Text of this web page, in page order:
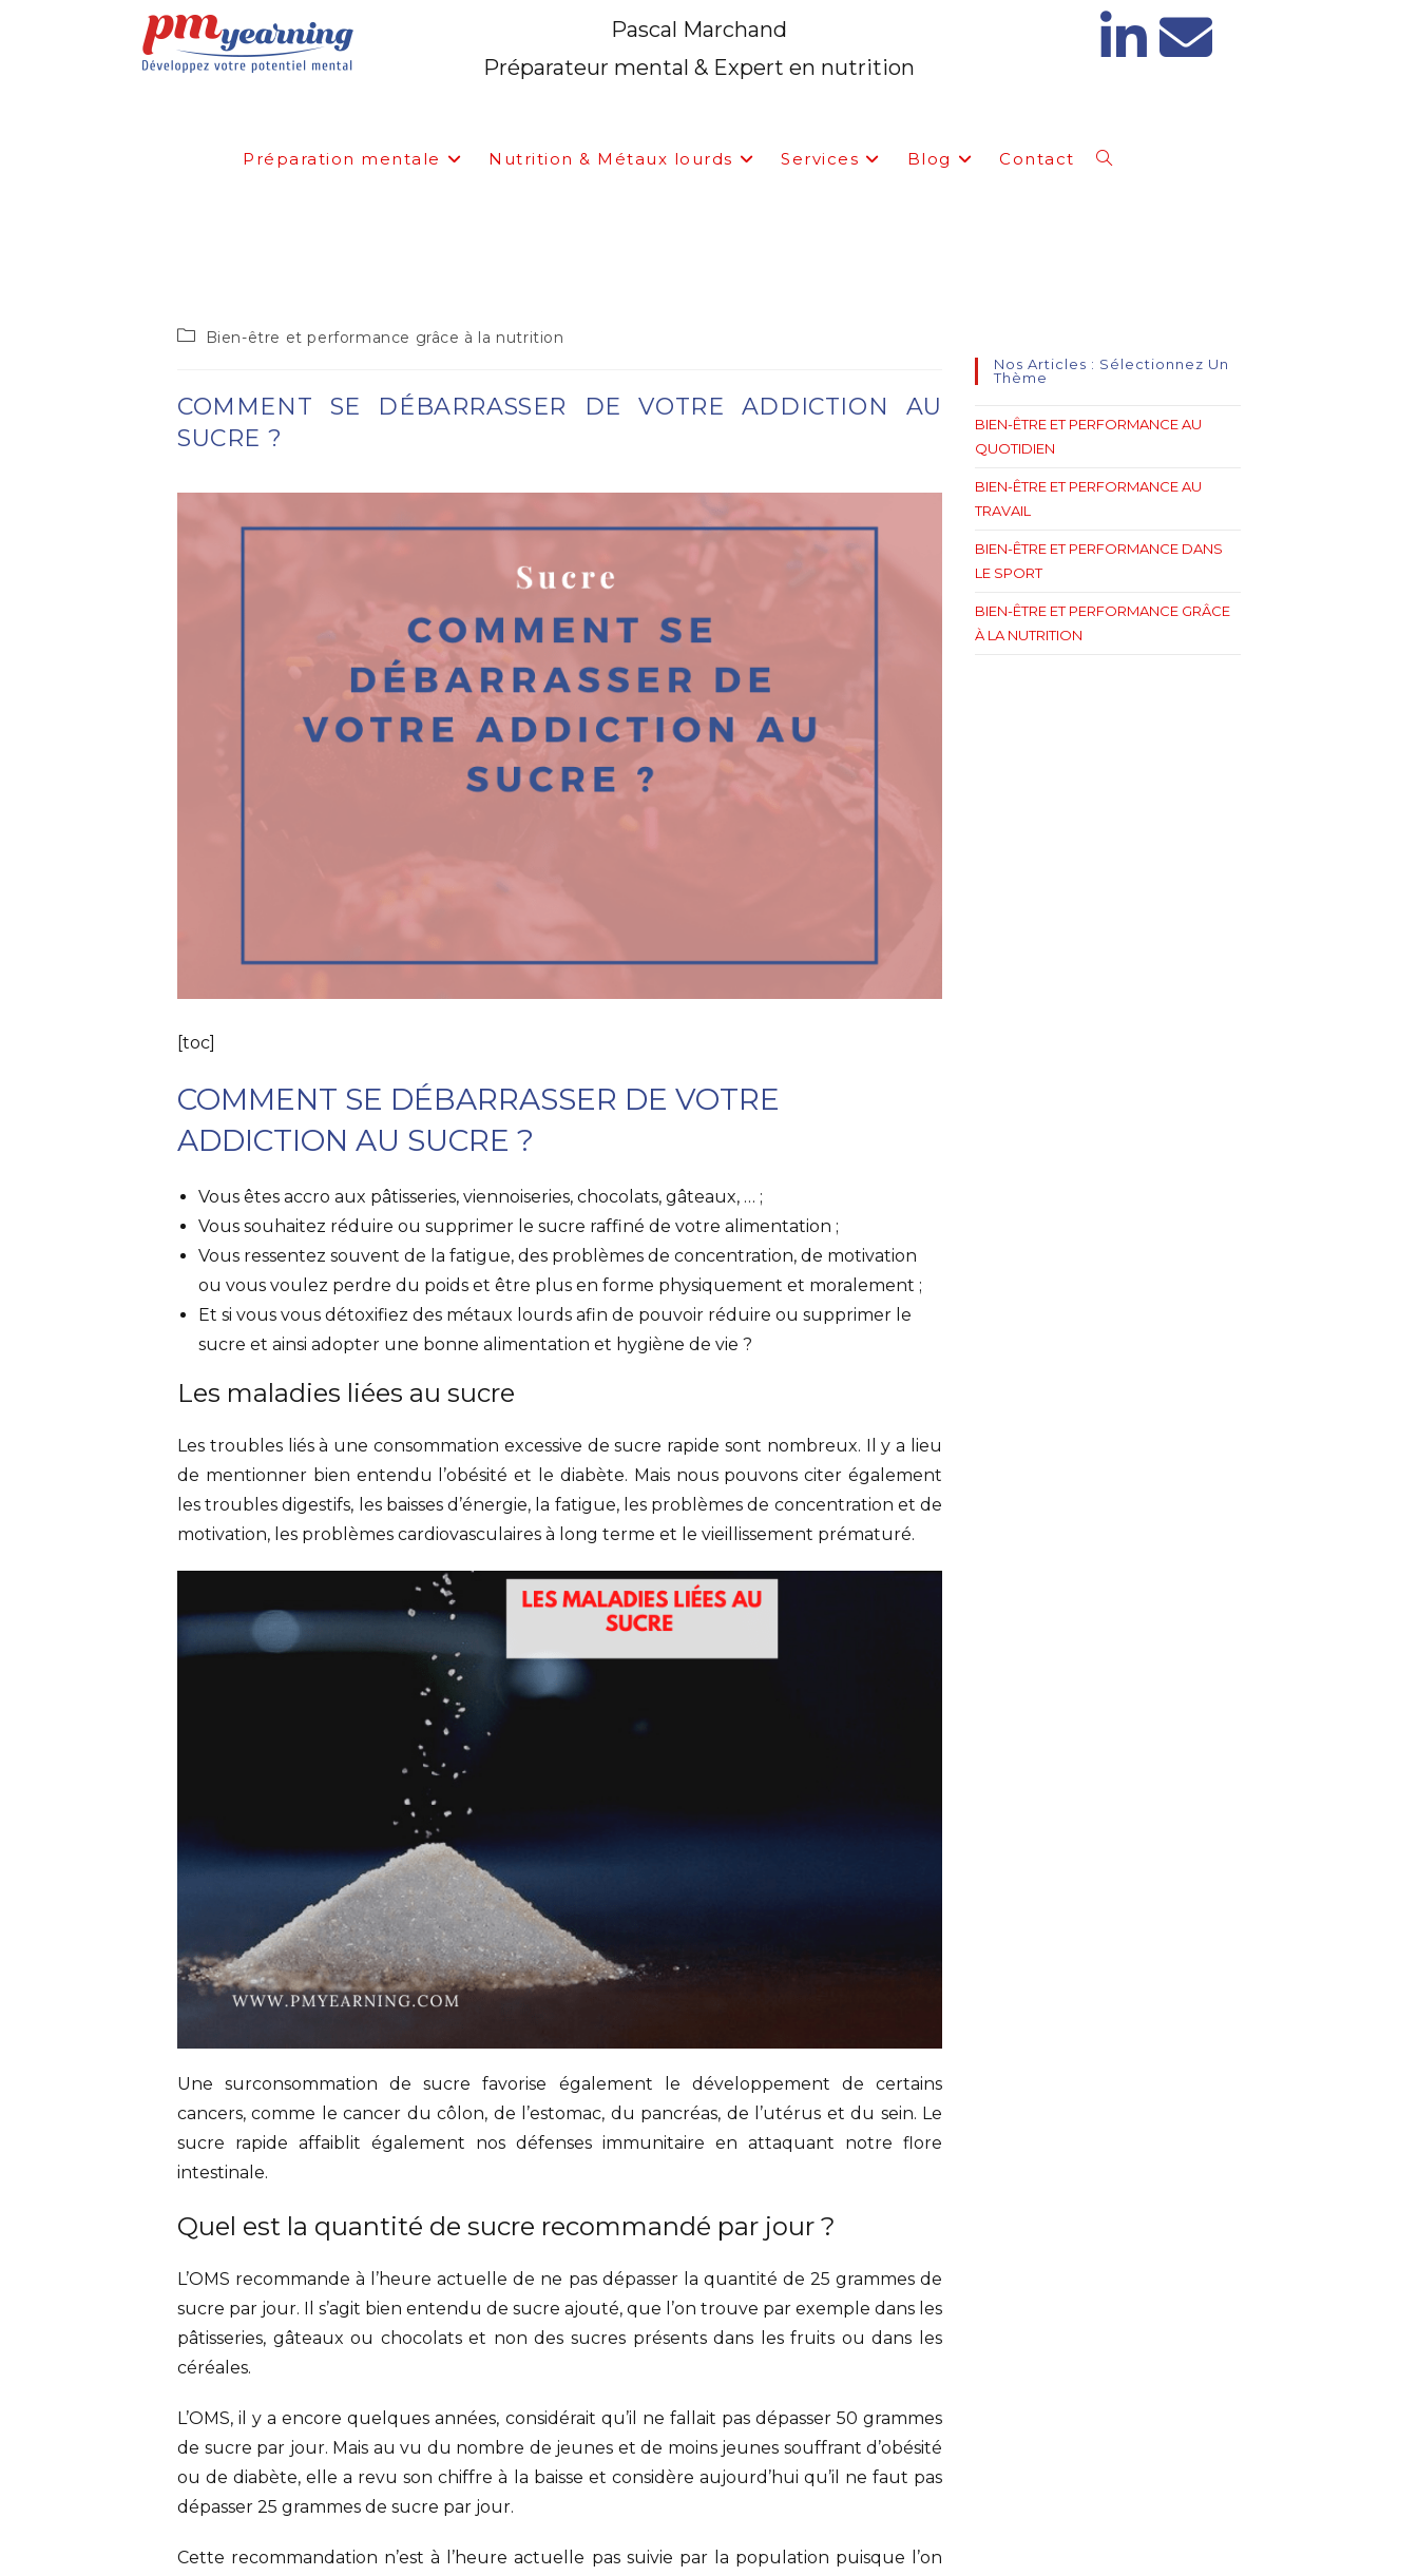
Pascal Marchand
Préparateur mental & Expert en nutrition
Préparation mentale Nutrition & Métaux lourds Services Blog Contact
Bien-être et performance grâce à la nutrition
COMMENT SE DÉBARRASSER DE VOTRE ADDICTION AU
SUCRE ?
[toc]
COMMENT SE DÉBARRASSER DE VOTRE
ADDICTION AU SUCRE ?
Vous êtes accro aux pâtisseries, viennoiseries, chocolats, gâteaux, … ;
Vous souhaitez réduire ou supprimer le sucre raffiné de votre alimentation ;
Vous ressentez souvent de la fatigue, des problèmes de concentration, de motivation
ou vous voulez perdre du poids et être plus en forme physiquement et moralement ;
Et si vous vous détoxifiez des métaux lourds afin de pouvoir réduire ou supprimer le
sucre et ainsi adopter une bonne alimentation et hygiène de vie ?
Les maladies liées au sucre
Les troubles liés à une consommation excessive de sucre rapide sont nombreux. Il y a lieu
de mentionner bien entendu l’obésité et le diabète. Mais nous pouvons citer également
les troubles digestifs, les baisses d’énergie, la fatigue, les problèmes de concentration et de
motivation, les problèmes cardiovasculaires à long terme et le vieillissement prématuré.
Une surconsommation de sucre favorise également le développement de certains
cancers, comme le cancer du côlon, de l’estomac, du pancréas, de l’utérus et du sein. Le
sucre rapide affaiblit également nos défenses immunitaire en attaquant notre flore
intestinale.
Quel est la quantité de sucre recommandé par jour ?
L’OMS recommande à l’heure actuelle de ne pas dépasser la quantité de 25 grammes de
sucre par jour. Il s’agit bien entendu de sucre ajouté, que l’on trouve par exemple dans les
pâtisseries, gâteaux ou chocolats et non des sucres présents dans les fruits ou dans les
céréales.
L’OMS, il y a encore quelques années, considérait qu’il ne fallait pas dépasser 50 grammes
de sucre par jour. Mais au vu du nombre de jeunes et de moins jeunes souffrant d’obésité
ou de diabète, elle a revu son chiffre à la baisse et considère aujourd’hui qu’il ne faut pas
dépasser 25 grammes de sucre par jour.
Cette recommandation n’est à l’heure actuelle pas suivie par la population puisque l’on
Nos Articles : Sélectionnez Un
Thème
BIEN-ÊTRE ET PERFORMANCE AU
QUOTIDIEN
BIEN-ÊTRE ET PERFORMANCE AU
TRAVAIL
BIEN-ÊTRE ET PERFORMANCE DANS
LE SPORT
BIEN-ÊTRE ET PERFORMANCE GRÂCE
À LA NUTRITION